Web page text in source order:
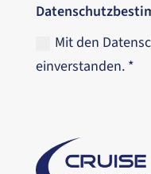
Mit den
einverstanden. *